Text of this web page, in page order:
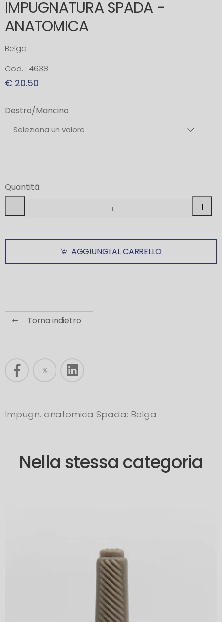
IMPUGNATURA SPADA -
ANATOMICA
Belga
Cod. : 4638
€ 20.50
Destro/Mancino
Quantità:
- +
AGGIUNGI AL CARRELLO
Torna indietro
Impugn. anatomica Spada: Belga
Nella stessa categoria